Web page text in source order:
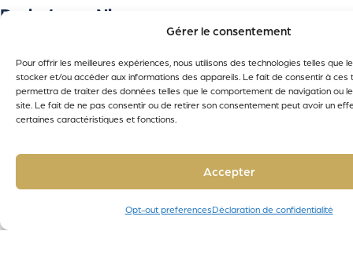
Gérer le consentement
Pour offrir les meilleures expériences, nous utilisons des technologies telles que
stocker et/ou accéder aux informations des appareils. Le fait de consentir à ces
permettra de traiter des données telles que le comportement de navigation ou
site. Le fait de ne pas consentir ou de retirer son consentement peut avoir un
certaines caractéristiques et fonctions.
Accepter
Opt-out preferencesDéclaration de confidentialité
Paris, Lyon, Nice,
Bordeaux